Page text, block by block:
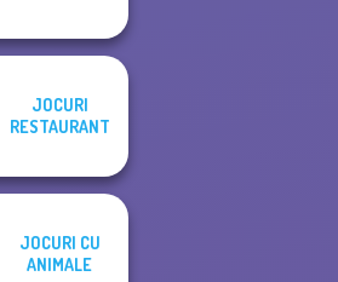
JOCURI
RESTAURANT
JOCURI CU
ANIMALE